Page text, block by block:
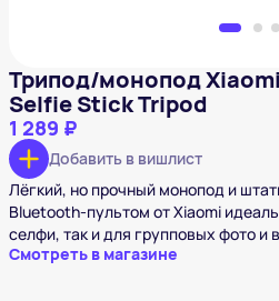
Трипод/монопод
Selfie Stick Tripod
1 289 ₽
Добавить в вишлист
Лёгкий, но прочный монопод и
Bluetooth-пультом от Xiaomi
селфи, так и для групповых фото и
Смотреть в магазине